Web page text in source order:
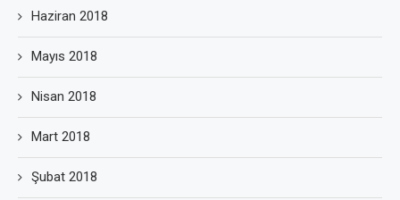
Haziran 2018
Mayıs 2018
Nisan 2018
Mart 2018
Şubat 2018